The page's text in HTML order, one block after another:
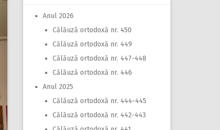
Anul 2026
Călăuză ortodoxă nr. 450
Călăuză ortodoxă nr. 449
Călăuză ortodoxă nr. 447-448
Călăuză ortodoxă nr. 446
Anul 2025
Călăuză ortodoxă nr. 444-445
Călăuză ortodoxă nr. 442-443